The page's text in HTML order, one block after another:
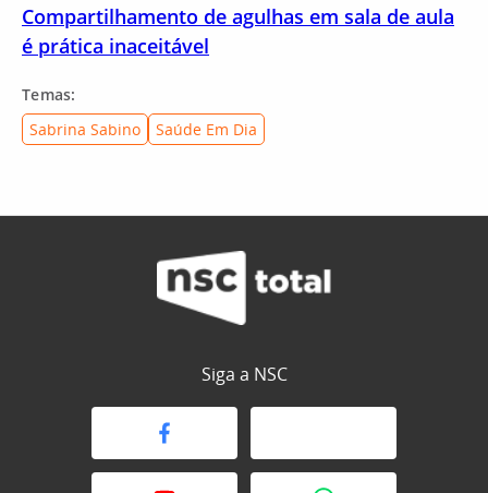
Compartilhamento de agulhas em sala de aula
é prática inaceitável
Temas:
Sabrina Sabino
Saúde Em Dia
Siga a NSC